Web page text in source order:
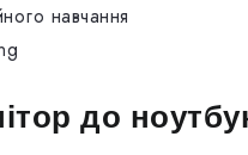
навчання
до